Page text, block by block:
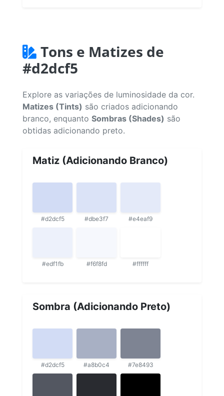
Tons e Matizes de
#d2dcf5
Explore as variações de luminosidade da cor.
Matizes (Tints) são criados adicionando
branco, enquanto Sombras (Shades) são
obtidas adicionando preto.
Matiz (Adicionando Branco)
#d2dcf5 #dbe3f7 #e4eaf9
#edf1fb #f6f8fd #ffffff
Sombra (Adicionando Preto)
#d2dcf5 #a8b0c4 #7e8493